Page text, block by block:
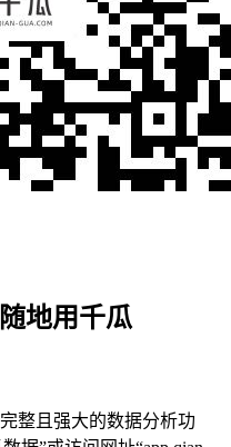
地用千瓜
整且强大的数据分析功